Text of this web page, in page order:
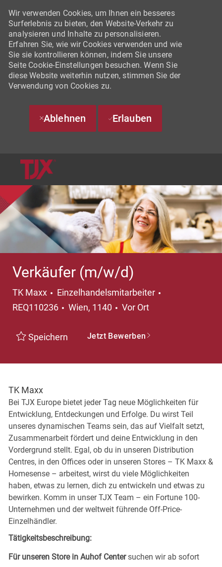
Wir verwenden Cookies, um Ihnen ein besseres
Surferlebnis zu bieten, den Website-Verkehr zu
analysieren und Inhalte zu personalisieren.
Erfahren Sie, wie wir Cookies verwenden und wie
Sie sie kontrollieren können, indem Sie unsere
Seite Cookie-Einstellungen besuchen. Wenn Sie
diese Website weiterhin nutzen, stimmen Sie der
Verwendung von Cookies zu.
Ablehnen Erlauben
Verkäufer (m/w/d)
TK Maxx Kategorie
Einzelhandelsmitarbeiter
REQ110236
Ort
Wien, 1140 Vor Ort
Speichern Jetzt Bewerben
TK Maxx
Bei TJX Europe bietet jeder Tag neue Möglichkeiten für
Entwicklung, Entdeckungen und Erfolge. Du wirst Teil
unseres dynamischen Teams sein, das auf Vielfalt setzt,
Zusammenarbeit fördert und deine Entwicklung in den
Vordergrund stellt. Egal, ob du in unseren Distribution
Centres, in den Offices oder in unseren Stores – TK Maxx &
Homesense – arbeitest, wirst du viele Möglichkeiten
haben, etwas zu lernen, dich zu entwickeln und etwas zu
bewirken. Komm in unser TJX Team – ein Fortune 100-
Unternehmen und der weltweit führende Off-Price-
Einzelhändler.
Tätigkeitsbeschreibung:
Für unseren Store in Auhof Center suchen wir ab sofort